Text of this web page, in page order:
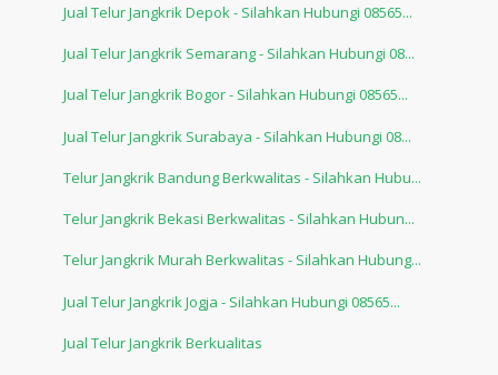
Jual Telur Jangkrik Depok - Silahkan Hubungi 08565...
Jual Telur Jangkrik Semarang - Silahkan Hubungi 08...
Jual Telur Jangkrik Bogor - Silahkan Hubungi 08565...
Jual Telur Jangkrik Surabaya - Silahkan Hubungi 08...
Telur Jangkrik Bandung Berkwalitas - Silahkan Hubu...
Telur Jangkrik Bekasi Berkwalitas - Silahkan Hubun...
Telur Jangkrik Murah Berkwalitas - Silahkan Hubung...
Jual Telur Jangkrik Jogja - Silahkan Hubungi 08565...
Jual Telur Jangkrik Berkualitas